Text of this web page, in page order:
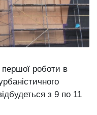
роботи в
з 9 по 11